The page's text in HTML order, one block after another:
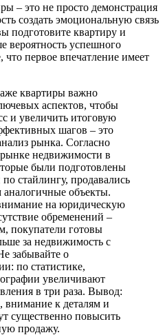
– это не просто демонстрация
создать эмоциональную связь
подготовите квартиру и
вероятность успешного
первое впечатление имеет
квартиры важно
аспектов, чтобы
и увеличить итоговую
шагов – это
рынка. Согласно
недвижимости в
были подготовлены
стайлингу, продавались
аналогичные объекты.
на юридическую
обременений –
покупатели готовы
за недвижимость с
забывайте о
по статистике,
увеличивают
в три раза. Вывод:
внимание к деталям и
существенно повысить
продажу.